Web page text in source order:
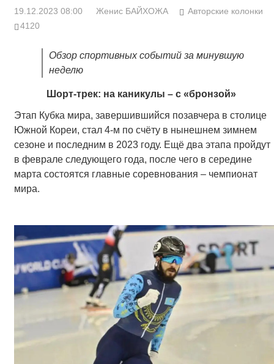
19.12.2023 08:00 Женис БАЙХОЖА
Авторские колонки
4120
Обзор спортивных событий за минувшую
неделю
Шорт-трек: на каникулы – с «бронзой»
Этап Кубка мира, завершившийся позавчера в столице
Южной Кореи, стал 4-м по счёту в нынешнем зимнем
сезоне и последним в 2023 году. Ещё два этапа пройдут
в феврале следующего года, после чего в середине
марта состоятся главные соревнования – чемпионат
мира.